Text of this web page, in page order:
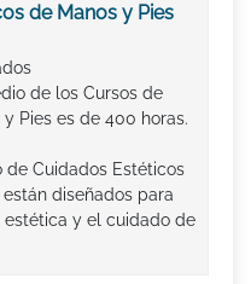
de Manos y Pies
de los Cursos de
Pies es de 400 horas.
de Cuidados Estéticos
diseñados para
y el cuidado de